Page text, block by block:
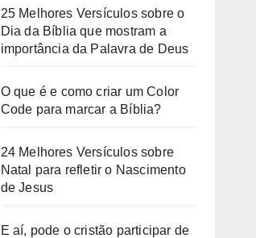
25 Melhores Versículos sobre o
Dia da Bíblia que mostram a
importância da Palavra de Deus
O que é e como criar um Color
Code para marcar a Bíblia?
24 Melhores Versículos sobre
Natal para refletir o Nascimento
de Jesus
E aí, pode o cristão participar de